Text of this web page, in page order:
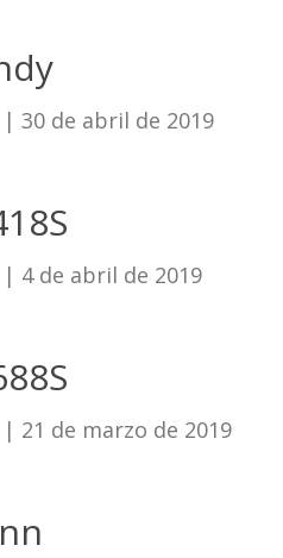
| 30 de abril de 2019
| 4 de abril de 2019
| 21 de marzo de 2019